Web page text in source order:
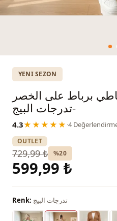
YENI SEZON
برباط على الخصر
-تدرجات البيج
4.3★★★★★ ·4
OUTLET
729,99 ₺ %20
599,99 ₺
Renk: تدرجات البيج